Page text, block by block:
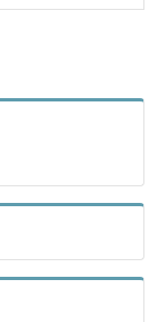
kunt uw
>
stuur dan
er